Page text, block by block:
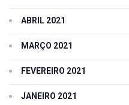
ABRIL 2021
MARÇO 2021
FEVEREIRO 2021
JANEIRO 2021